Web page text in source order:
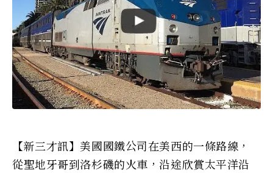
【新三才訊】美國國鐵公司在美西的一條路線，
從聖地牙哥到洛杉磯的火車，沿途欣賞太平洋沿